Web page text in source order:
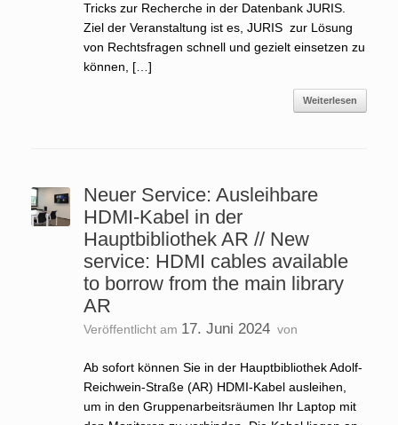
Tricks zur Recherche in der Datenbank JURIS.
Ziel der Veranstaltung ist es, JURIS zur Lösung
von Rechtsfragen schnell und gezielt einsetzen zu
können, […]
Weiterlesen
Neuer Service: Ausleihbare
HDMI-Kabel in der
Hauptbibliothek AR // New
service: HDMI cables available
to borrow from the main library
AR
Veröffentlicht am 17. Juni 2024 von
Ab sofort können Sie in der Hauptbibliothek Adolf-
Reichwein-Straße (AR) HDMI-Kabel ausleihen,
um in den Gruppenarbeitsräumen Ihr Laptop mit